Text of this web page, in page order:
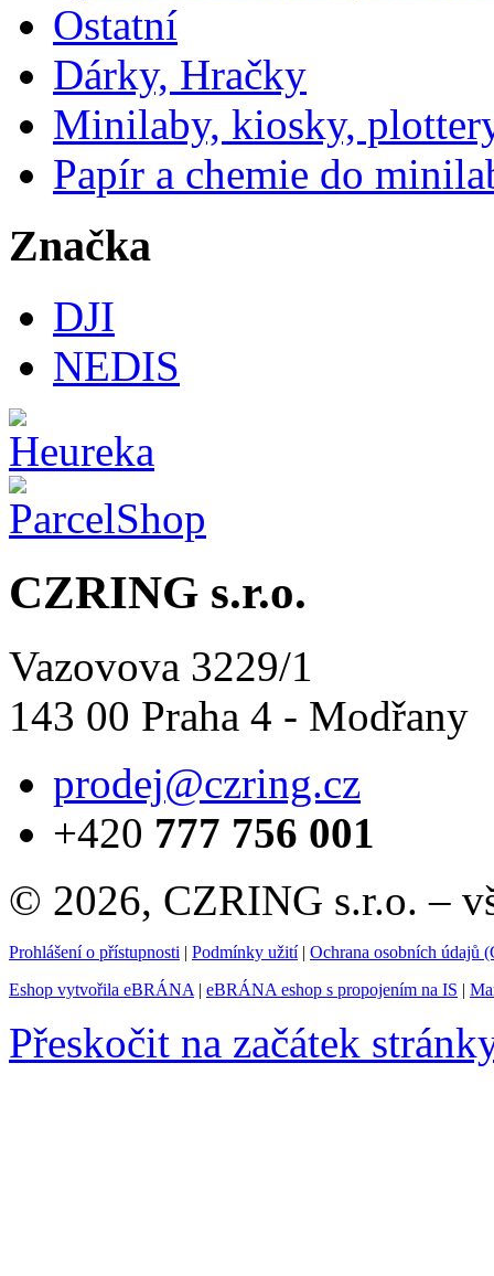
Ostatní
Dárky, Hračky
Minilaby, kiosky,
Papír a chemie do
Značka
DJI
NEDIS
CZRING s.r.o.
Vazovova 3229/1
143 00 Praha 4 - Modřany
prodej@czring.cz
+420 777 756 001
© 2026, CZRING s.r.o. –
Prohlášení o přístupnosti | Podmínky užití| Ochrana osobních údajů
Eshop vytvořila eBRÁNA | eBRÁNA eshop s propojením na IS |
Přeskočit na začátek